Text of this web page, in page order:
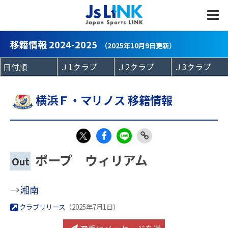
移籍情報 2024-2025 （2025年10月9日更新）
横浜Ｆ・マリノス 移籍情報
eb
E
Copy
Out ポープ ウィリアム
→湘南
クラブリリース （2025年7月1日）